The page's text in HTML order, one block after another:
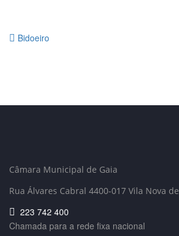
Bidoeiro
Câmara Municipal de Gaia
Rua Álvares Cabral 4400-017 Vila Nova
223 742 400
Chamada para a rede fixa nacional